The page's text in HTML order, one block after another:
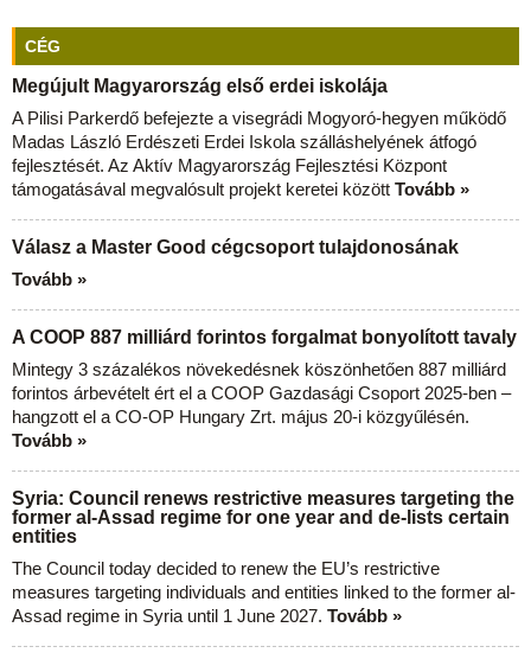
CÉG
Megújult Magyarország első erdei iskolája
A Pilisi Parkerdő befejezte a visegrádi Mogyoró-hegyen működő
Madas László Erdészeti Erdei Iskola szálláshelyének átfogó
fejlesztését. Az Aktív Magyarország Fejlesztési Központ
támogatásával megvalósult projekt keretei között Tovább »
Válasz a Master Good cégcsoport tulajdonosának
Tovább »
A COOP 887 milliárd forintos forgalmat bonyolított tavaly
Mintegy 3 százalékos növekedésnek köszönhetően 887 milliárd
forintos árbevételt ért el a COOP Gazdasági Csoport 2025-ben –
hangzott el a CO-OP Hungary Zrt. május 20-i közgyűlésén.
Tovább »
Syria: Council renews restrictive measures targeting the
former al-Assad regime for one year and de-lists certain
entities
The Council today decided to renew the EU’s restrictive
measures targeting individuals and entities linked to the former al-
Assad regime in Syria until 1 June 2027. Tovább »